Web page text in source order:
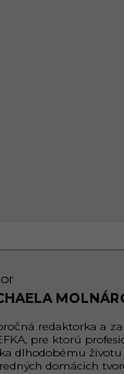
redaktorka a
pre ktorú
dlhodobému
domácich